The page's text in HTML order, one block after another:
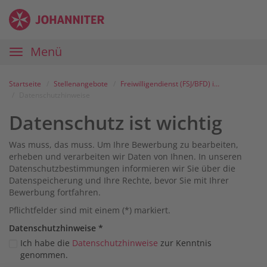
Zum
Inhalt
Anmelden
Zur
Navigation
Zur
Startseite
Karriereportal
Johanniter
Hauptnavigation
Menü
Startseite Stellenangebote
Freiwilligendienst (FSJ/BFD) im Schulsanitätsdienst, der Johanniter-Jugend und der Erste-Hilfe Ausbildung
Datenschutz ist wichtig
Was muss, das muss. Um Ihre Bewerbung zu bearbeiten,
erheben und verarbeiten wir Daten von Ihnen. In unseren
Datenschutzbestimmungen informieren wir Sie über die
Datenspeicherung und Ihre Rechte, bevor Sie mit Ihrer
Bewerbung fortfahren.
Pflichtfelder sind mit einem (*) markiert.
Datenschutz­hinweise *
Ich habe die Datenschutzhinweise zur Kenntnis
genommen.